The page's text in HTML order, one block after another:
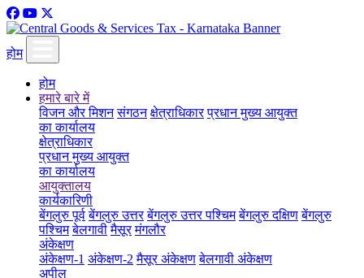
होम
होम
हमारे बारे में
विजन और मिशन संगठन क्षेत्राधिकार प्रधान मुख्य आयुक्त
का कार्यालय
क्षेत्राधिकार
प्रधान मुख्य आयुक्त
का कार्यालय
आयुक्तालय
कार्यकारिणी
बेंगलुरु पूर्व बेंगलुरु उत्तर बेंगलुरु उत्तर पश्चिम बेंगलुरु दक्षिण बेंगलुरु
पश्चिम बेलगावी मैसूर मंगलौर
अंकेक्षण
अंकेक्षण-1 अंकेक्षण-2 मैसूर अंकेक्षण बेलगावी अंकेक्षण
अपील